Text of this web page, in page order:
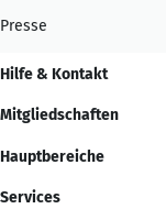
Presse
Hilfe & Kontakt
Mitgliedschaften
Hauptbereiche
Services